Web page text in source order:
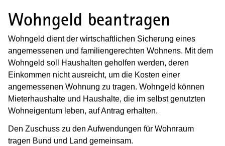
Wohngeld beantragen
Wohngeld dient der wirtschaftlichen Sicherung eines
angemessenen und familiengerechten Wohnens. Mit dem
Wohngeld soll Haushalten geholfen werden, deren
Einkommen nicht ausreicht, um die Kosten einer
angemessenen Wohnung zu tragen. Wohngeld können
Mieterhaushalte und Haushalte, die im selbst genutzten
Wohneigentum leben, auf Antrag erhalten.
Den Zuschuss zu den Aufwendungen für Wohnraum
tragen Bund und Land gemeinsam.